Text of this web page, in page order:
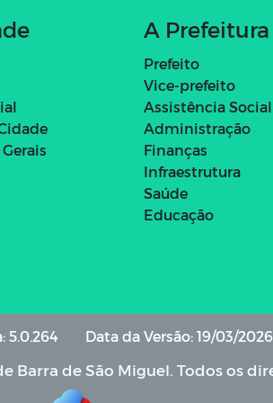
A Prefeitura
Prefeito
Vice-prefeito
Assistência Social
Administração
Finanças
Infraestrutura
Saúde
Educação
5.0.264 Data da Versão: 19/03/2026
de São Miguel. Todos os